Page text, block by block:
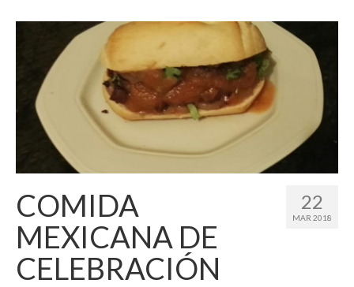
Inicio
Blog
Una Buena Descripción
Information in English Languaje
El Libro de 200 MOMENTOS FELICES!!!
22
MAR 2018
COMIDA
MEXICANA DE
CELEBRACIÓN